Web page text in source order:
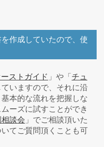
作成していたので、使
ストガイド 」や「チュ
ていますので、それに沿
本的な流れを把握しな
ーズに試すことができ
談会 」でご相談頂いた
てご質問頂くことも可